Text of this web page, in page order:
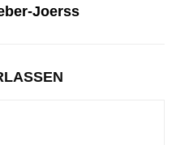
Joerss